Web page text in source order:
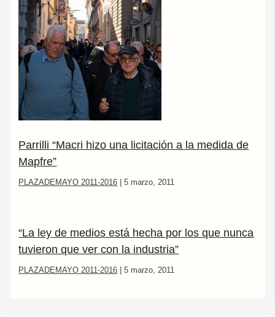
Parrilli “Macri hizo una licitación a la medida de
Mapfre”
PLAZADEMAYO 2011-2016 |5 marzo, 2011
“La ley de medios está hecha por los que nunca
tuvieron que ver con la industria”
PLAZADEMAYO 2011-2016 |5 marzo, 2011